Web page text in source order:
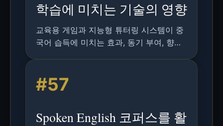
학습에 미치는 기술의 영향
교육용 게임과 지능형 튜터링 시스템이 중
국어 습득에 미치는 효과, 동기 부여, 향후
#57
Spoken English 코퍼스를 활